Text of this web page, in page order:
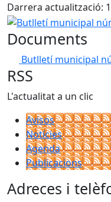
Darrera actualització:
Butlletí municipal
Documents
Butlletí municipal
RSS
L'actualitat a un clic
Avisos
Notícies
Agenda
Publicacions
Adreces i